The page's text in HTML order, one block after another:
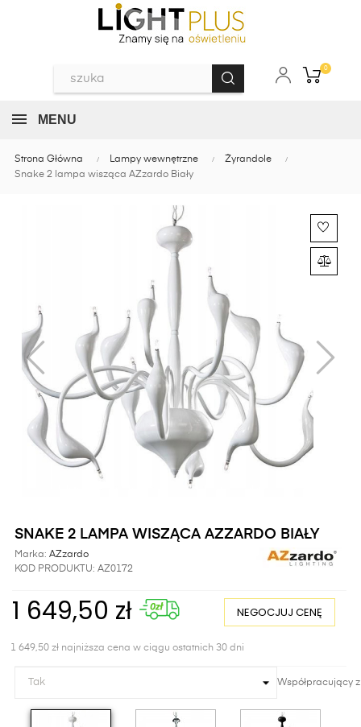
0
MENU
Strona Główna Lampy wewnętrzne
Żyrandole
Snake 2 lampa wisząca AZzardo Biały
SNAKE 2 LAMPA WISZĄCA AZZARDO BIAŁY
Marka: AZzardo
KOD PRODUKTU: AZ0172
1 649,50 zł NEGOCJUJ CENĘ
1 649,50 zł najniższa cena w ciągu ostatnich 30 dni
Współpracujący